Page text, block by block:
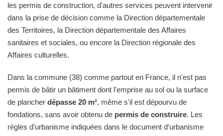
les permis de construction, d'autres services peuvent intervenir
dans la prise de décision comme la Direction départementale
des Territoires, la Direction départementale des Affaires
sanitaires et sociales, ou encore la Direction régionale des
Affaires culturelles.
Dans la commune (38) comme partout en France, il n'est pas
permis de bâtir un bâtiment dont l'emprise au sol ou la surface
de plancher dépasse 20 m², même s'il est dépourvu de
fondations, sans avoir obtenu de permis de construire. Les
règles d'urbanisme indiquées dans le document d'urbanisme